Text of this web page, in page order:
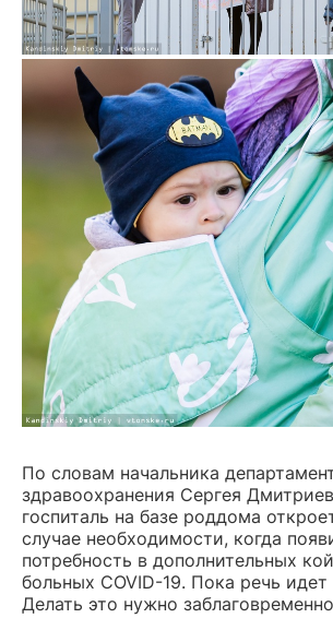
По словам начальника
здравоохранения Сергея
госпиталь на базе роддома
случае необходимости, когда
потребность в дополнительных
больных COVID-19. Пока речь идет
Делать это нужно